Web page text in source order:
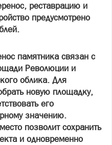
реставрацию и
предусмотрено
памятника связан с
Революции и
облика. Для
новую площадку,
его
значению.
позволит сохранить
и одновременно